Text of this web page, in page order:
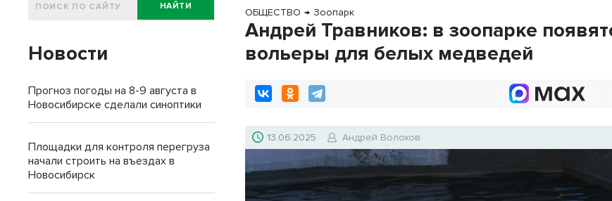
ОБЩЕСТВО → Зоопарк
Андрей Травников: в зоопарке
вольеры для белых медведей
13.06.2025 Андрей Волохов
НАЙТИ
Новости
Прогноз погоды на 8-9 августа в
Новосибирске сделали синоптики
Площадки для контроля перегруза
начали строить на въездах в
Новосибирск